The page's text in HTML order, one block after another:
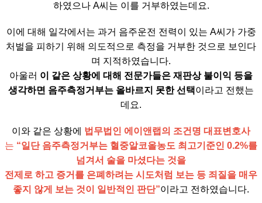
하였으나 A씨는 이를 거부하였는데요.
이에 대해 일각에서는 과거 음주운전 전력이 있는 A씨가 가중
처벌을 피하기 위해 의도적으로 측정을 거부한 것으로 보인다
며 지적하였습니다.
아울러 이 같은 상황에 대해 전문가들은 재판상 불이익 등을
생각하면 음주측정거부는 올바르지 못한 선택이라고 전했는
데요.
이와 같은 상황에 법무법인 에이앤랩의 조건명 대표변호사
는 “일단 음주측정거부는 혈중알코올농도 최고기준인 0.2%를
넘겨서 술을 마셨다는 것을
전제로 하고 증거를 은폐하려는 시도처럼 보는 등 죄질을 매우
좋지 않게 보는 것이 일반적인 판단”이라고 전하였습니다.